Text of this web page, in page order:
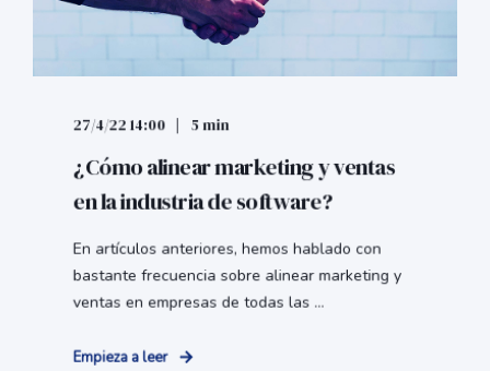
27/4/22 14:00 5 min
¿Cómo alinear marketing y ventas
en la industria de software?
En artículos anteriores, hemos hablado con
bastante frecuencia sobre alinear marketing y
ventas en empresas de todas las ...
Empieza a leer